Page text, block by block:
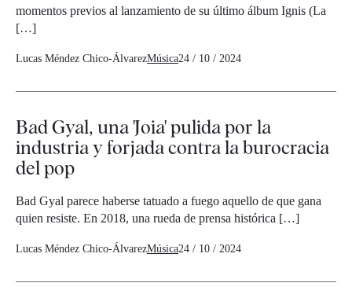
momentos previos al lanzamiento de su último álbum Ignis (La
[…]
Lucas Méndez Chico-ÁlvarezMúsica24 / 10 / 2024
Bad Gyal, una 'Joia' pulida por la
industria y forjada contra la burocracia
del pop
Bad Gyal parece haberse tatuado a fuego aquello de que gana
quien resiste. En 2018, una rueda de prensa histórica […]
Lucas Méndez Chico-ÁlvarezMúsica24 / 10 / 2024